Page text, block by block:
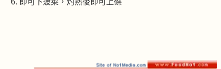
即可下菠菜，灼熟後即可上碟